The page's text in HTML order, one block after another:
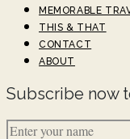
MEMORABLE
THIS & THAT
CONTACT
ABOUT
Subscribe now